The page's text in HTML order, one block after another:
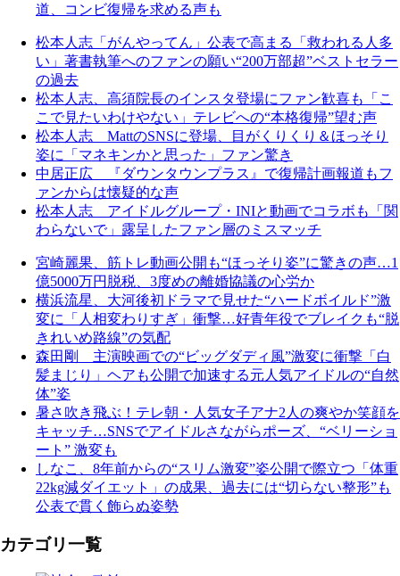
道、コンビ復帰を求める声も
松本人志「がんやってん」公表で高まる「救われる人多
い」著書執筆へのファンの願い“200万部超”ベストセラー
の過去
松本人志、高須院長のインスタ登場にファン歓喜も「こ
こで見たいわけやない」テレビへの“本格復帰”望む声
松本人志 MattのSNSに登場、目がくりくり＆ほっそり
姿に「マネキンかと思った」ファン驚き
中居正広 『ダウンタウンプラス』で復帰計画報道もフ
ァンからは懐疑的な声
松本人志 アイドルグループ・INIと動画でコラボも「関
わらないで」露呈したファン層のミスマッチ
宮崎麗果、筋トレ動画公開も“ほっそり姿”に驚きの声…1
億5000万円脱税、3度めの離婚協議の心労か
横浜流星、大河後初ドラマで見せた“ハードボイルド”激
変に「人相変わりすぎ」衝撃…好青年役でブレイクも“脱
きれいめ路線”の気配
森田剛 主演映画での“ビッグダディ風”激変に衝撃「白
髪まじり」ヘアも公開で加速する元人気アイドルの“自然
体”姿
暑さ吹き飛ぶ！テレ朝・人気女子アナ2人の爽やか笑顔を
キャッチ…SNSでアイドルさながらポーズ、“ベリーショ
ート” 激変も
しなこ、8年前からの“スリム激変”姿公開で際立つ「体重
22kg減ダイエット」の成果、過去には“切らない整形”も
公表で貫く飾らぬ姿勢
カテゴリ一覧